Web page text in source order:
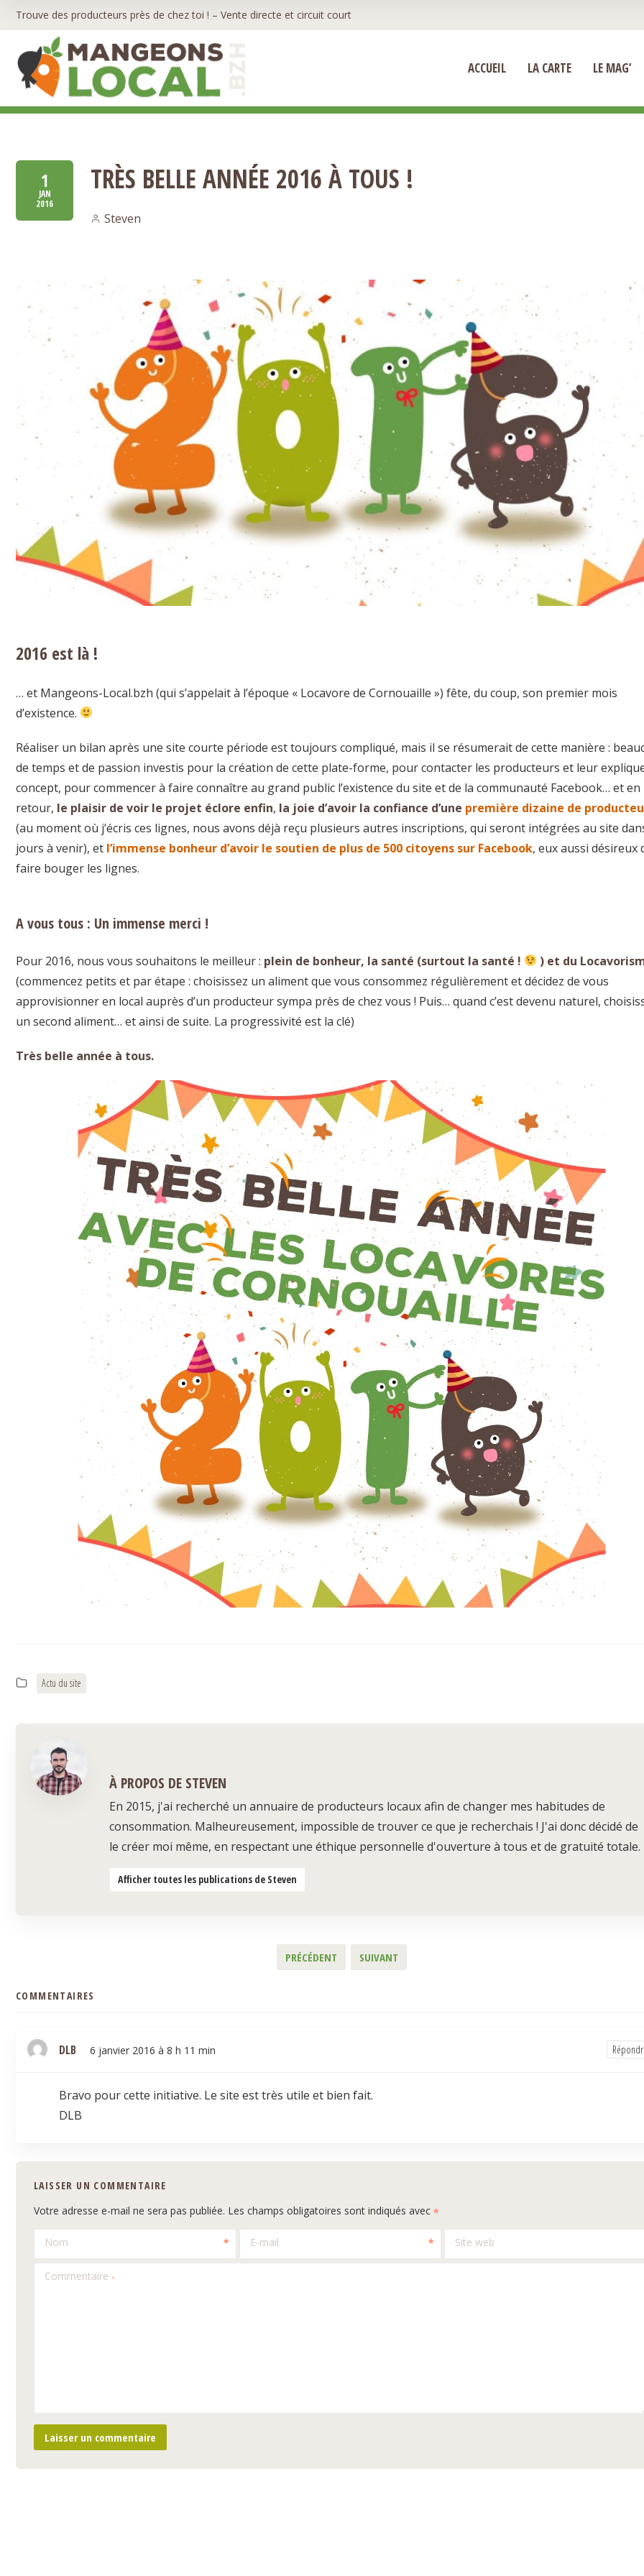
Trouve des producteurs près de chez toi ! – Vente directe et circuit court
ACCUEIL LA CARTE LE MAG’
1
JAN
2016
TRÈS BELLE ANNÉE 2016 À TOUS !
Steven
2016 est là !
… et Mangeons-Local.bzh (qui s’appelait à l’époque « Locavore de Cornouaille ») fête, du coup, son premier mois
d’existence.
Réaliser un bilan après une site courte période est toujours compliqué, mais il se résumerait de cette manière :
de temps et de passion investis pour la création de cette plate-forme, pour contacter les producteurs et leur
concept, pour commencer à faire connaître au grand public l’existence du site et de la communauté Facebook… et en
retour, le plaisir de voir le projet éclore enfin, la joie d’avoir la confiance d’une première dizaine de
(au moment où j’écris ces lignes, nous avons déjà reçu plusieurs autres inscriptions, qui seront intégrées au site
jours à venir), et l’immense bonheur d’avoir le soutien de plus de 500 citoyens sur Facebook, eux aussi désireux
faire bouger les lignes.
A vous tous : Un immense merci !
Pour 2016, nous vous souhaitons le meilleur : plein de bonheur, la santé (surtout la santé !
) et du
(commencez petits et par étape : choisissez un aliment que vous consommez régulièrement et décidez de vous
approvisionner en local auprès d’un producteur sympa près de chez vous ! Puis… quand c’est devenu naturel,
un second aliment… et ainsi de suite. La progressivité est la clé)
Très belle année à tous.
Actu du site
À PROPOS DE STEVEN
En 2015, j'ai recherché un annuaire de producteurs locaux afin de changer mes habitudes de
consommation. Malheureusement, impossible de trouver ce que je recherchais ! J'ai donc décidé de
le créer moi même, en respectant une éthique personnelle d'ouverture à tous et de gratuité totale.
Afficher toutes les publications de Steven
PRÉCÉDENT SUIVANT
COMMENTAIRES
DLB 6 janvier 2016 à 8 h 11 min
Bravo pour cette initiative. Le site est très utile et bien fait.
DLB
LAISSER UN COMMENTAIRE
Votre adresse e-mail ne sera pas publiée. Les champs obligatoires sont indiqués avec
Nom E-mail Site web
Commentaire *